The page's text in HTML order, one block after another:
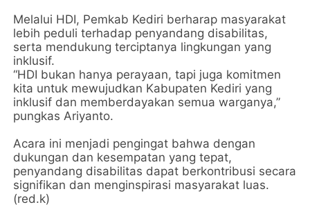
Melalui HDI, Pemkab Kediri berharap masyarakat
lebih peduli terhadap penyandang disabilitas,
serta mendukung terciptanya lingkungan yang
inklusif.
“HDI bukan hanya perayaan, tapi juga komitmen
kita untuk mewujudkan Kabupaten Kediri yang
inklusif dan memberdayakan semua warganya,”
pungkas Ariyanto.
Acara ini menjadi pengingat bahwa dengan
dukungan dan kesempatan yang tepat,
penyandang disabilitas dapat berkontribusi secara
signifikan dan menginspirasi masyarakat luas.
(red.k)